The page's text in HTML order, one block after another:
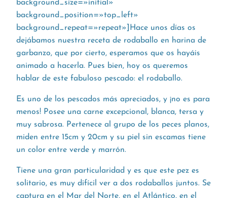
background_size=»initial»
background_position=»top_left»
background_repeat=»repeat»]Hace unos días os
dejábamos nuestra receta de rodaballo en harina de
garbanzo, que por cierto, esperamos que os hayáis
animado a hacerla. Pues bien, hoy os queremos
hablar de este fabuloso pescado: el rodaballo.
Es uno de los pescados más apreciados, y ¡no es para
menos! Posee una carne excepcional, blanca, tersa y
muy sabrosa. Pertenece al grupo de los peces planos,
miden entre 15cm y 20cm y su piel sin escamas tiene
un color entre verde y marrón.
Tiene una gran particularidad y es que este pez es
solitario, es muy difícil ver a dos rodaballos juntos. Se
captura en el Mar del Norte, en el Atlántico, en el